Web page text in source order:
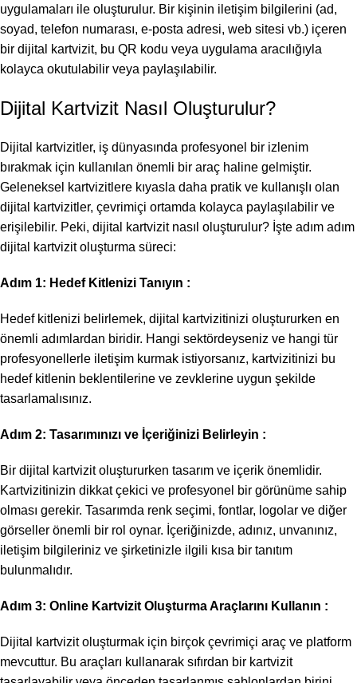
uygulamaları ile oluşturulur. Bir kişinin iletişim bilgilerini (ad,
soyad, telefon numarası, e-posta adresi, web sitesi vb.) içeren
bir dijital kartvizit, bu QR kodu veya uygulama aracılığıyla
kolayca okutulabilir veya paylaşılabilir.
Dijital Kartvizit Nasıl Oluşturulur?
Dijital kartvizitler, iş dünyasında profesyonel bir izlenim
bırakmak için kullanılan önemli bir araç haline gelmiştir.
Geleneksel kartvizitlere kıyasla daha pratik ve kullanışlı olan
dijital kartvizitler, çevrimiçi ortamda kolayca paylaşılabilir ve
erişilebilir. Peki, dijital kartvizit nasıl oluşturulur? İşte adım adım
dijital kartvizit oluşturma süreci:
Adım 1: Hedef Kitlenizi Tanıyın :
Hedef kitlenizi belirlemek, dijital kartvizitinizi oluştururken en
önemli adımlardan biridir. Hangi sektördeyseniz ve hangi tür
profesyonellerle iletişim kurmak istiyorsanız, kartvizitinizi bu
hedef kitlenin beklentilerine ve zevklerine uygun şekilde
tasarlamalısınız.
Adım 2: Tasarımınızı ve İçeriğinizi Belirleyin :
Bir dijital kartvizit oluştururken tasarım ve içerik önemlidir.
Kartvizitinizin dikkat çekici ve profesyonel bir görünüme sahip
olması gerekir. Tasarımda renk seçimi, fontlar, logolar ve diğer
görseller önemli bir rol oynar. İçeriğinizde, adınız, unvanınız,
iletişim bilgileriniz ve şirketinizle ilgili kısa bir tanıtım
bulunmalıdır.
Adım 3: Online Kartvizit Oluşturma Araçlarını Kullanın :
Dijital kartvizit oluşturmak için birçok çevrimiçi araç ve platform
mevcuttur. Bu araçları kullanarak sıfırdan bir kartvizit